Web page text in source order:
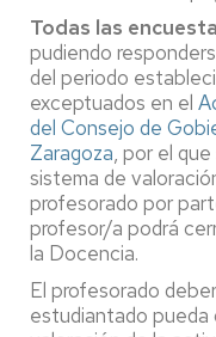
Todas las
pudiendo
del periodo
exceptuados en el
del Consejo de
Zaragoza, por el
sistema de
profesorado por
profesor/a podrá
la Docencia.
El profesorado
estudiantado